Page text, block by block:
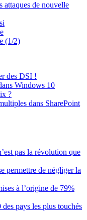
attaques de nouvelle
(1/2)
des DSI !
Windows 10
?
dans SharePoint
pas la révolution que
permettre de négliger la
à l’origine de 79%
pays les plus touchés